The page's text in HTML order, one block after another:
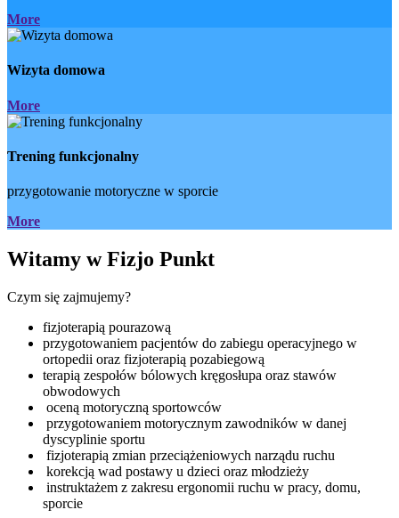
More
Wizyta domowa
More
Trening funkcjonalny
przygotowanie motoryczne w sporcie
More
Witamy w Fizjo Punkt
Czym się zajmujemy?
fizjoterapią pourazową
przygotowaniem pacjentów do zabiegu operacyjnego w
ortopedii oraz fizjoterapią pozabiegową
terapią zespołów bólowych kręgosłupa oraz stawów
obwodowych
oceną motoryczną sportowców
przygotowaniem motorycznym zawodników w danej
dyscyplinie sportu
fizjoterapią zmian przeciążeniowych narządu ruchu
korekcją wad postawy u dzieci oraz młodzieży
instruktażem z zakresu ergonomii ruchu w pracy, domu,
sporcie